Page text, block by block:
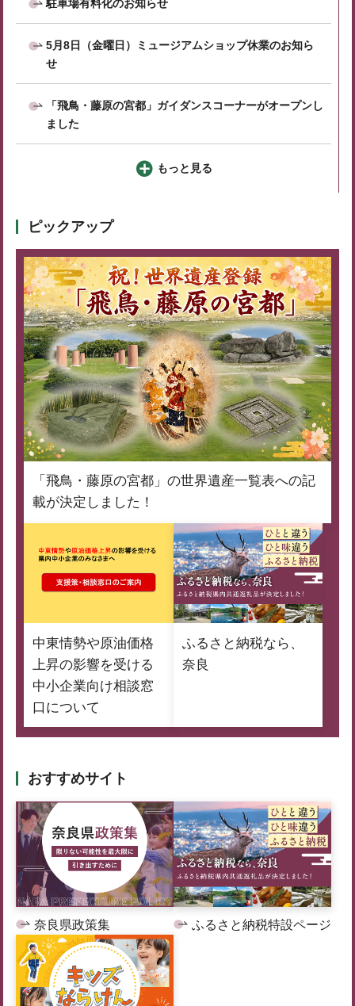
駐車場有料化のお知らせ
5月8日（金曜日）ミュージアムショップ休業のお知ら
せ
「飛鳥・藤原の宮都」ガイダンスコーナーがオープンし
ました
もっと見る
ピックアップ
「飛鳥・藤原の宮都」の世界遺産一覧表への記
載が決定しました！
中東情勢や原油価格
上昇の影響を受ける
中小企業向け相談窓
口について
ふるさと納税なら、
奈良
おすすめサイト
奈良県政策集 ふるさと納税特設ページ